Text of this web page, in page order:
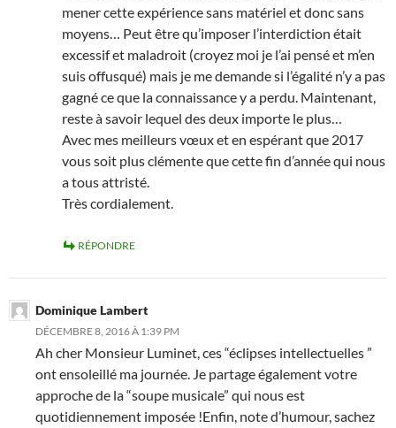
mener cette expérience sans matériel et donc sans
moyens… Peut être qu’imposer l’interdiction était
excessif et maladroit (croyez moi je l’ai pensé et m’en
suis offusqué) mais je me demande si l’égalité n’y a pas
gagné ce que la connaissance y a perdu. Maintenant,
reste à savoir lequel des deux importe le plus…
Avec mes meilleurs vœux et en espérant que 2017
vous soit plus clémente que cette fin d’année qui nous
a tous attristé.
Très cordialement.
RÉPONDRE
Dominique Lambert
DÉCEMBRE 8, 2016 À 1:39 PM
Ah cher Monsieur Luminet, ces “éclipses intellectuelles ”
ont ensoleillé ma journée. Je partage également votre
approche de la “soupe musicale” qui nous est
quotidiennement imposée !Enfin, note d’humour, sachez